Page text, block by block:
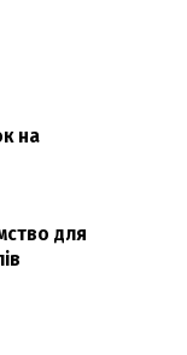
на
для